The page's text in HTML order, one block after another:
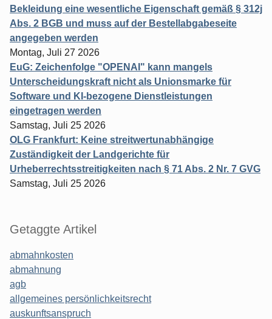
Bekleidung eine wesentliche Eigenschaft gemäß § 312j
Abs. 2 BGB und muss auf der Bestellabgabeseite
angegeben werden
Montag, Juli 27 2026
EuG: Zeichenfolge "OPENAI" kann mangels
Unterscheidungskraft nicht als Unionsmarke für
Software und KI-bezogene Dienstleistungen
eingetragen werden
Samstag, Juli 25 2026
OLG Frankfurt: Keine streitwertunabhängige
Zuständigkeit der Landgerichte für
Urheberrechtsstreitigkeiten nach § 71 Abs. 2 Nr. 7 GVG
Samstag, Juli 25 2026
Getaggte Artikel
abmahnkosten
abmahnung
agb
allgemeines persönlichkeitsrecht
auskunftsanspruch